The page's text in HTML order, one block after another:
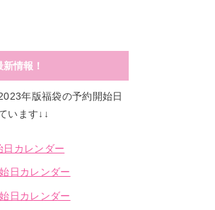
情報！
年版福袋の予約開始日
います↓↓
カレンダー
日カレンダー
日カレンダー